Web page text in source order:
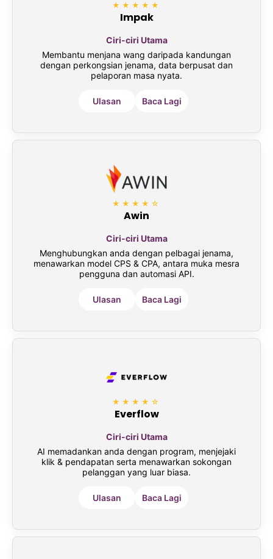
★★★★★
Impak
Ciri-ciri Utama
Membantu menjana wang daripada kandungan
dengan perkongsian jenama, data berpusat dan
pelaporan masa nyata.
Ulasan Baca Lagi
★★★★☆
Awin
Ciri-ciri Utama
Menghubungkan anda dengan pelbagai jenama,
menawarkan model CPS & CPA, antara muka mesra
pengguna dan automasi API.
Ulasan Baca Lagi
★★★★☆
Everflow
Ciri-ciri Utama
AI memadankan anda dengan program, menjejaki
klik & pendapatan serta menawarkan sokongan
pelanggan yang luar biasa.
Ulasan Baca Lagi